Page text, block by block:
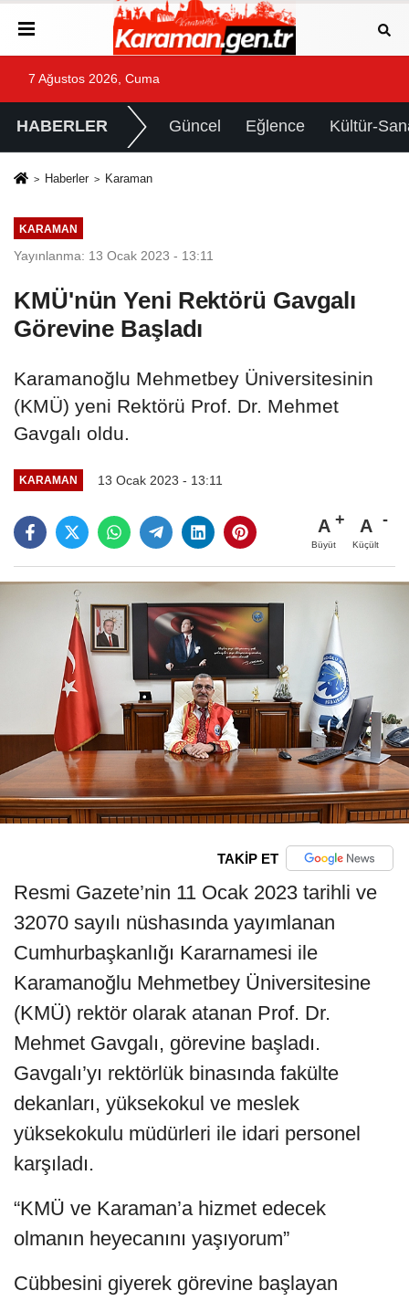
7 Ağustos 2026, Cuma
HABERLER Güncel Eğlence Kültür-
Haberler Karaman
KARAMAN
Yayınlanma: 13 Ocak 2023 - 13:11
KMÜ'nün Yeni Rektörü Gavgalı
Görevine Başladı
Karamanoğlu Mehmetbey Üniversitesinin
(KMÜ) yeni Rektörü Prof. Dr. Mehmet
Gavgalı oldu.
KARAMAN 13 Ocak 2023 - 13:11
A
Büyüt
A
Küçült
TAKİP ET
Resmi Gazete’nin 11 Ocak 2023 tarihli ve
32070 sayılı nüshasında yayımlanan
Cumhurbaşkanlığı Kararnamesi ile
Karamanoğlu Mehmetbey Üniversitesine
(KMÜ) rektör olarak atanan Prof. Dr.
Mehmet Gavgalı, görevine başladı.
Gavgalı’yı rektörlük binasında fakülte
dekanları, yüksekokul ve meslek
yüksekokulu müdürleri ile idari personel
karşıladı.
“KMÜ ve Karaman’a hizmet edecek
olmanın heyecanını yaşıyorum”
Cübbesini giyerek görevine başlayan